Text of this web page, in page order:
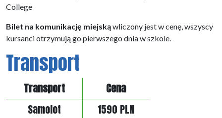
College
Bilet na komunikację miejskąwliczony jest w cenę, wszyscy
kursanci otrzymują go pierwszego dnia w szkole.
Transport
Transport
Cena
Samolot
1590 PLN